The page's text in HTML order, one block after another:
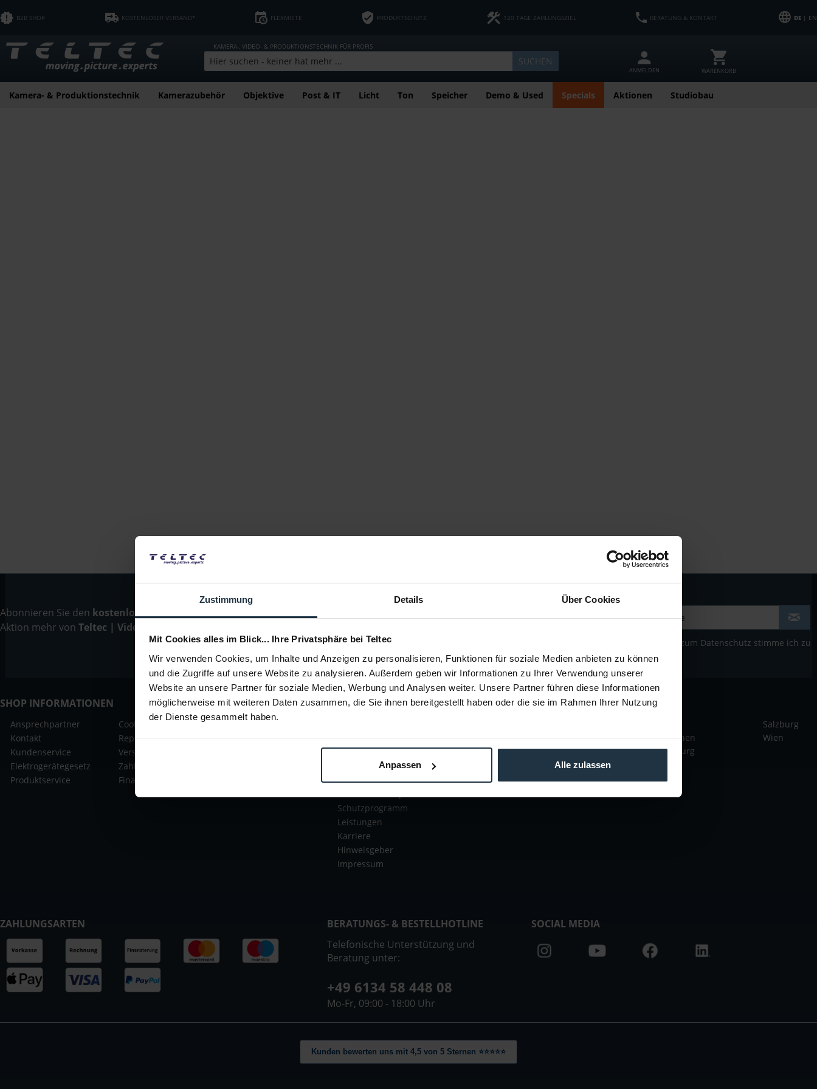
Zustimmung Details Über Cookies
Mit Cookies alles im Blick... Ihre Privatsphäre bei Teltec
Wir verwenden Cookies, um Inhalte und Anzeigen zu personalisieren, Funktionen für soziale Medien anbieten zu können
und die Zugriffe auf unsere Website zu analysieren. Außerdem geben wir Informationen zu Ihrer Verwendung unserer
Website an unsere Partner für soziale Medien, Werbung und Analysen weiter. Unsere Partner führen diese Informationen
möglicherweise mit weiteren Daten zusammen, die Sie ihnen bereitgestellt haben oder die sie im Rahmen Ihrer Nutzung
der Dienste gesammelt haben.
Anpassen Alle zulassen
B2B SHOP KOSTENLOSER VERSAND* FLEXMIETE PRODUKTSCHUTZ 120 TAGE ZAHLUNGSZIEL BERATUNG & KONTAKT DE| EN
KAMERA-, VIDEO- & PRODUKTIONSTECHNIK FÜR PROFIS
SUCHEN
ANMELDEN WARENKORB
Kamera- & Produktionstechnik Kamerazubehör Objektive Post & IT Licht Ton Speicher Demo & Used Specials Aktionen Studiobau
Abonnieren Sie den kostenlosen Newsletter
Aktion mehr von Teltec | Video-, Audio- & Studio-Equipment.
Der Bestimmung zum Datenschutz stimme ich zu
SHOP INFORMATIONEN
Ansprechpartner
Kontakt
Kundenservice
Elektrogerätegesetz
Produktservice
Cookie-Einstellung
Reparatur-Formular
Versandkosten
Zahlungsarten
Finanzierung
Widerrufsrecht
Datenschutz
ÜBER TELTEC
Solutions
Events & Workshops
Presse & News
Teltec Partnerprogramm
Schutzprogramm
Leistungen
Karriere
Hinweisgeber
Impressum
TELTEC VOR ORT
Köln
Karlsruhe
München
Hamburg
Salzburg
Wien
ZAHLUNGSARTEN
BERATUNGS- & BESTELLHOTLINE
Telefonische Unterstützung und
Beratung unter:
+49 6134 58 448 08
Mo-Fr, 09:00 - 18:00 Uhr
SOCIAL MEDIA
Kunden bewerten uns mit 4,5 von 5 Sternen ⭐⭐⭐⭐⭐